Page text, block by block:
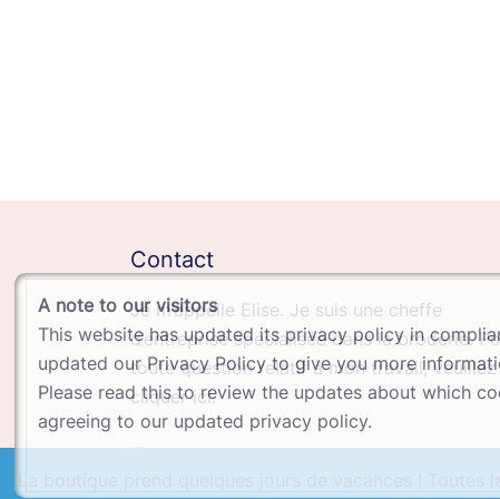
La boutique prend quelques jours de vacances !
Contact
Je m’appelle Elise. Je suis une cheffe
d’entreprise spécialisée dans la broderie.
toute question relatif à mon travail, veuillez
cliquer ici.
A note to our visitors
This website has updated its privacy policy in
updated our Privacy Policy to give you more
Please read this to review the updates about which
agreeing to our updated privacy policy.